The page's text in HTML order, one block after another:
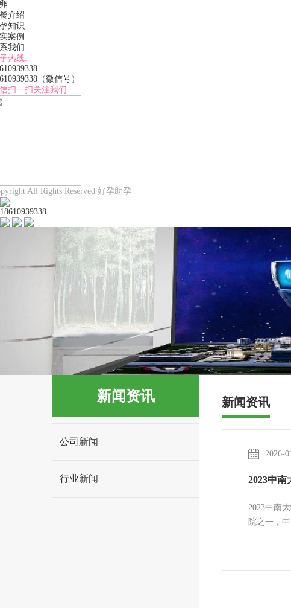
介绍
知识
案例
我们
热线:
（微信号）
扫一扫关注我们
All Rights Reserved 好孕助孕
18610939338
新闻资讯
公司新闻
行业新闻
新闻资讯
2026-
2023中
2023中南
院之一，